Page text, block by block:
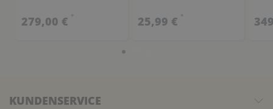
279,00 € * 25,99 € *
KUNDENSERVICE